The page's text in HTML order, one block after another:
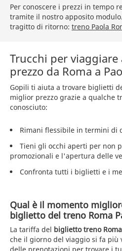
Per conoscere i prezzi in tempo
tramite il nostro apposito
tragitto di ritorno: treno Paola
Trucchi per
prezzo da Roma a
Gopili ti aiuta a trovare biglietti
miglior prezzo grazie a qualche
conosciuto:
Rimani flessibile in termini di
Tieni gli occhi aperti per non
promozionali e l'apertura delle
Confronta tutti i biglietti e i
Qual è il momento
biglietto del treno Roma
La tariffa del biglietto treno
che il giorno del viaggio si fa più